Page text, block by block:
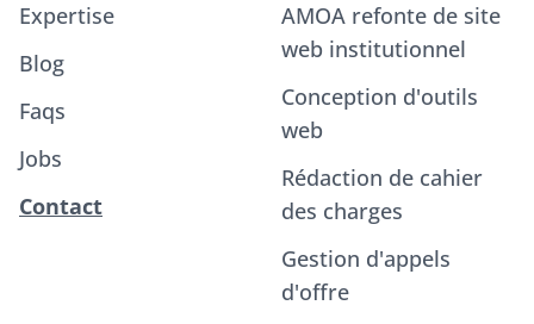
Expertise
Blog
Faqs
Jobs
Contact
AMOA refonte de site
web institutionnel
Conception d'outils
web
Rédaction de cahier
des charges
Gestion d'appels
d'offre